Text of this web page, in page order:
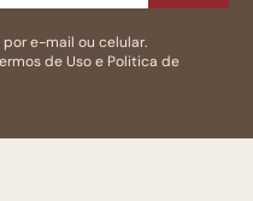
e-mail ou celular.
de Usoe Politica de